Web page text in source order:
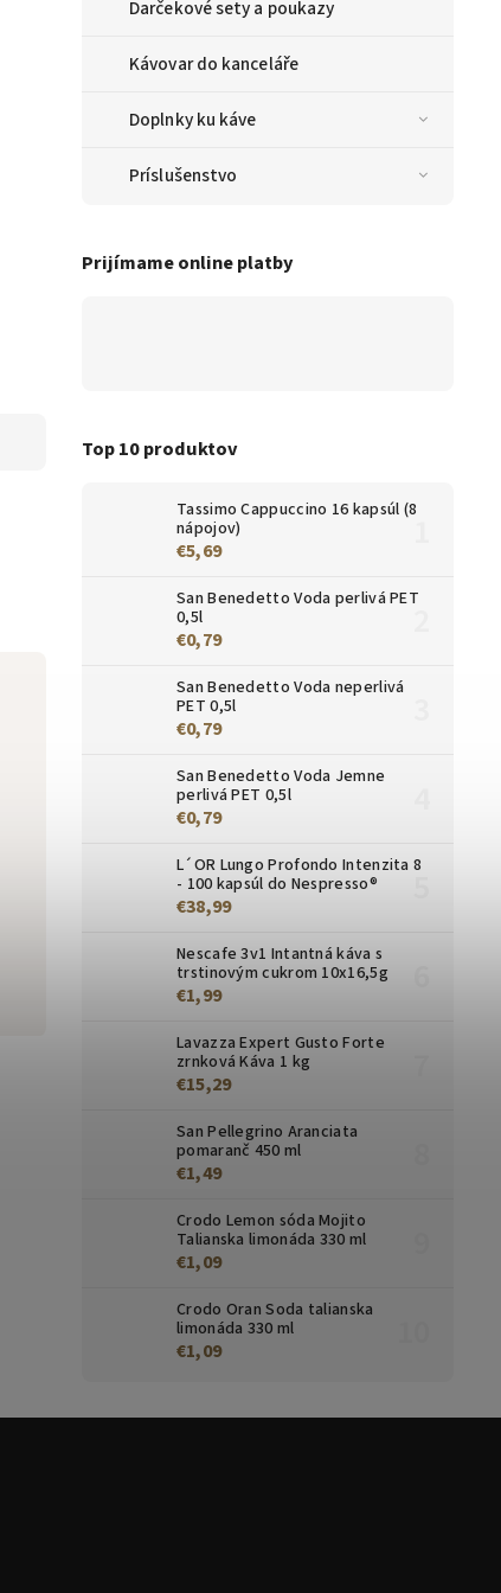
Darčekové sety a poukazy
Kávovar do kanceláře
Doplnky ku káve
Príslušenstvo
Prijímame online platby
Top 10 produktov
Tassimo Cappuccino 16 kapsúl (8
nápojov)
€5,69
San Benedetto Voda perlivá PET
0,5l
€0,79
San Benedetto Voda neperlivá
PET 0,5l
€0,79
San Benedetto Voda Jemne
perlivá PET 0,5l
€0,79
L´OR Lungo Profondo Intenzita 8
- 100 kapsúl do Nespresso®
€38,99
Nescafe 3v1 Intantná káva s
trstinovým cukrom 10x16,5g
€1,99
Lavazza Expert Gusto Forte
zrnková Káva 1 kg
€15,29
San Pellegrino Aranciata
pomaranč 450 ml
€1,49
Crodo Lemon sóda Mojito
Talianska limonáda 330 ml
€1,09
Crodo Oran Soda talianska
limonáda 330 ml
€1,09